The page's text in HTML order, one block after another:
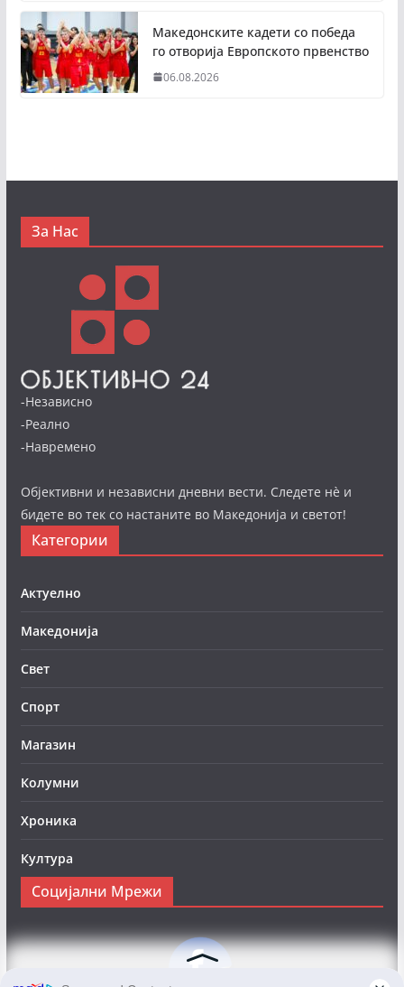
Македонските кадети со победа
го отворија Европското првенство
06.08.2026
За Нас
-Независно
-Реално
-Навремено
Објективни и независни дневни вести. Следете нè и
бидете во тек со настаните во Македонија и светот!
Категории
Актуелно
Македонија
Свет
Спорт
Магазин
Колумни
Хроника
Култура
Социјални Мрежи